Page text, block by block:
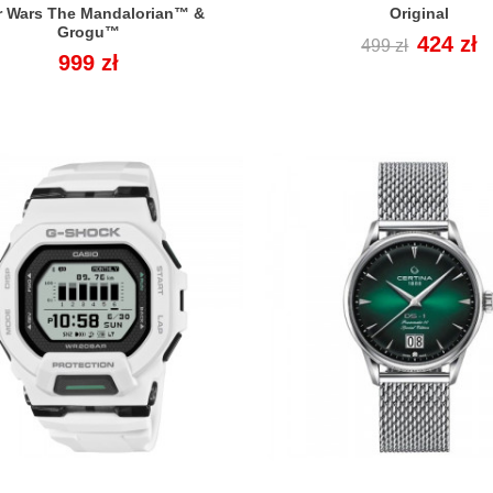
Wars The Mandalorian™ &
Grogu™
Cena
999 zł

Original
Cena
499 zł Cena
424 zł